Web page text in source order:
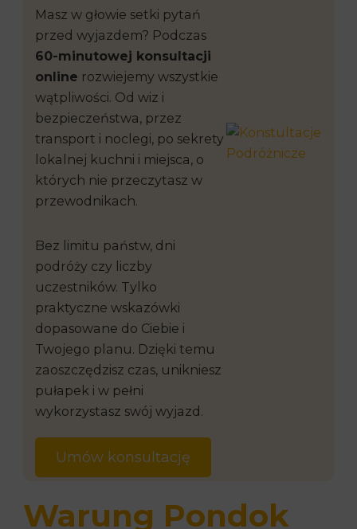
Masz w głowie setki pytań
przed wyjazdem? Podczas
60-minutowej konsultacji
online rozwiejemy wszystkie
wątpliwości. Od wiz i
bezpieczeństwa, przez
transport i noclegi, po sekrety
lokalnej kuchni i miejsca, o
których nie przeczytasz w
przewodnikach.
Bez limitu państw, dni
podróży czy liczby
uczestników. Tylko
praktyczne wskazówki
dopasowane do Ciebie i
Twojego planu. Dzięki temu
zaoszczędzisz czas, unikniesz
pułapek i w pełni
wykorzystasz swój wyjazd.
Umów konsultację
Warung Pondok